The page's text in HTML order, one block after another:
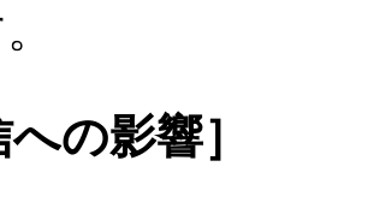
への影響］